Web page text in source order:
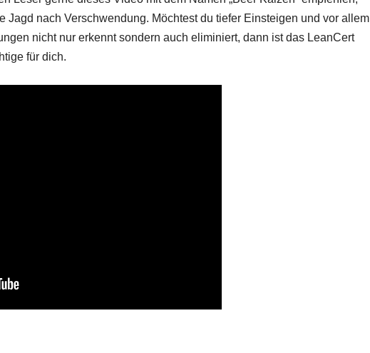
Jagd nach Verschwendung. Möchtest du tiefer Einsteigen und vor allem
nicht nur erkennt sondern auch eliminiert, dann ist das LeanCert
für dich.